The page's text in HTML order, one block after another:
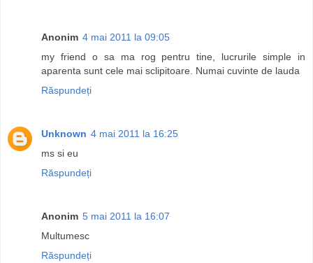
Anonim 4 mai 2011 la 09:05
my friend o sa ma rog pentru tine, lucrurile simple in
aparenta sunt cele mai sclipitoare. Numai cuvinte de lauda
Răspundeți
Unknown 4 mai 2011 la 16:25
ms si eu
Răspundeți
Anonim 5 mai 2011 la 16:07
Multumesc
Răspundeți